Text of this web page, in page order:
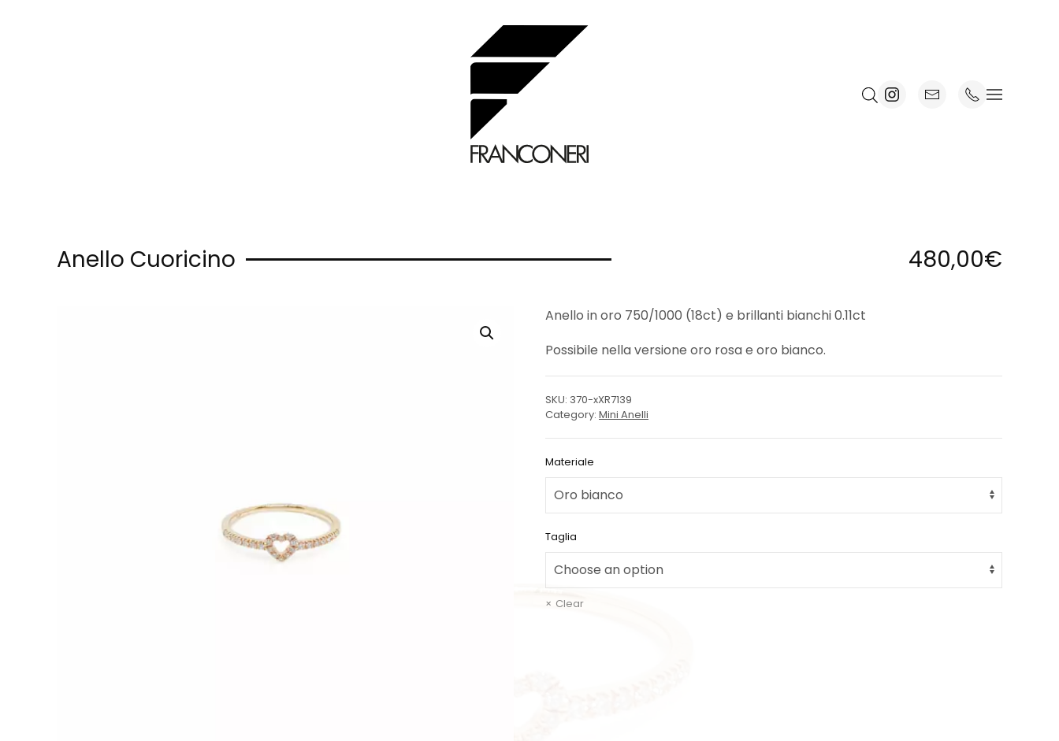
Anello Cuoricino 480,00€
Anello in oro 750/1000 (18ct) e brillanti bianchi 0.11ct
Possibile nella versione oro rosa e oro bianco.
SKU: 370-xXR7139
Category: Mini Anelli
Materiale
Taglia
Clear